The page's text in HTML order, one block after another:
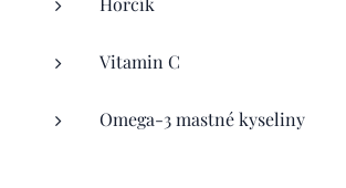
Vitamin C
Omega-3 mastné kyseliny